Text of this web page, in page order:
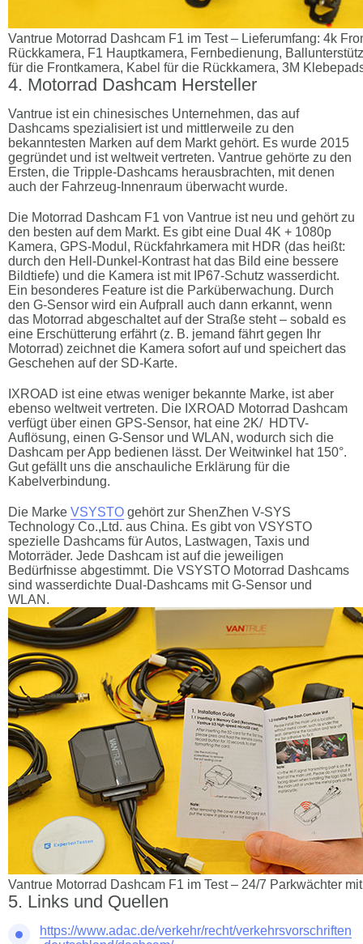
Vantrue Motorrad Dashcam F1 im Test – Lieferumfang: 4k
Rückkamera, F1 Hauptkamera, Fernbedienung,
für die Frontkamera, Kabel für die Rückkamera, 3M
Motorrad Dashcam Hersteller
Vantrue ist ein chinesisches Unternehmen, das auf
Dashcams spezialisiert ist und mittlerweile zu den
bekanntesten Marken auf dem Markt gehört. Es wurde 2015
gegründet und ist weltweit vertreten. Vantrue gehörte zu den
Ersten, die Tripple-Dashcams herausbrachten, mit denen
auch der Fahrzeug-Innenraum überwacht wurde.
Die Motorrad Dashcam F1 von Vantrue ist neu und gehört zu
den besten auf dem Markt. Es gibt eine Dual 4K + 1080p
Kamera, GPS-Modul, Rückfahrkamera mit HDR (das heißt:
durch den Hell-Dunkel-Kontrast hat das Bild eine bessere
Bildtiefe) und die Kamera ist mit IP67-Schutz wasserdicht.
Ein besonderes Feature ist die Parküberwachung. Durch
den G-Sensor wird ein Aufprall auch dann erkannt, wenn
das Motorrad abgeschaltet auf der Straße steht – sobald es
eine Erschütterung erfährt (z. B. jemand fährt gegen Ihr
Motorrad) zeichnet die Kamera sofort auf und speichert das
Geschehen auf der SD-Karte.
IXROAD ist eine etwas weniger bekannte Marke, ist aber
ebenso weltweit vertreten. Die IXROAD Motorrad Dashcam
verfügt über einen GPS-Sensor, hat eine 2K/ HDTV-
Auflösung, einen G-Sensor und WLAN, wodurch sich die
Dashcam per App bedienen lässt. Der Weitwinkel hat 150°.
Gut gefällt uns die anschauliche Erklärung für die
Kabelverbindung.
Die Marke VSYSTO gehört zur ShenZhen V-SYS
Technology Co.,Ltd. aus China. Es gibt von VSYSTO
spezielle Dashcams für Autos, Lastwagen, Taxis und
Motorräder. Jede Dashcam ist auf die jeweiligen
Bedürfnisse abgestimmt. Die VSYSTO Motorrad Dashcams
sind wasserdichte Dual-Dashcams mit G-Sensor und
WLAN.
Vantrue Motorrad Dashcam F1 im Test – 24/7 Parkwächter
Links und Quellen
https://www.adac.de/verkehr/recht/verkehrsvorschriften